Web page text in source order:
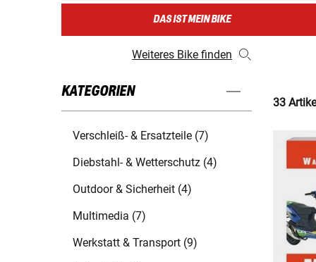
DAS IST MEIN BIKE
Weiteres Bike finden
KATEGORIEN
Verschleiß- & Ersatzteile (7)
Diebstahl- & Wetterschutz (4)
Outdoor & Sicherheit (4)
Multimedia (7)
Werkstatt & Transport (9)
33